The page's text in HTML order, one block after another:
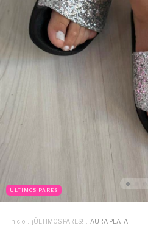
ULTIMOS PARES
Inicio ¡ÚLTIMOS PARES! AURA PLATA